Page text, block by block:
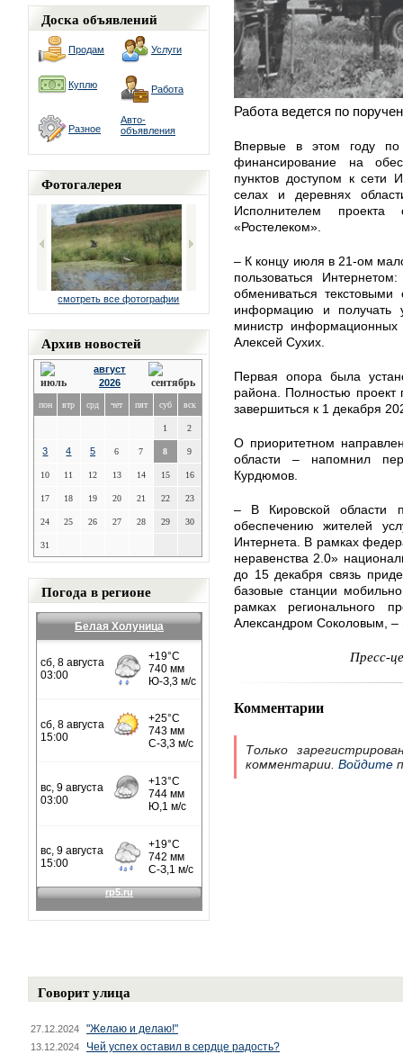
Доска объявлений
Продам Услуги
Куплю Работа
Разное
Авто-
объявления
Фотогалерея
смотреть все фотографии
Архив новостей
август
2026
пон втр срд чет пят суб вск
1 2
3 4 5 6 7 8 9
10 11 12 13 14 15 16
17 18 19 20 21 22 23
24 25 26 27 28 29 30
31
Погода в регионе
Белая Холуница
Работа ведется по
Впервые в этом году по
финансирование на
пунктов доступом к сети
селах и деревнях
Исполнителем
«Ростелеком».
– К концу июля в 21-ом
пользоваться
обмениваться
информацию и получать
министр информационных
Алексей Сухих.
Первая опора была
района. Полностью проект
завершиться к 1 декабря
О приоритетном
области – напомнил
Курдюмов.
– В Кировской области
обеспечению жителей
Интернета. В рамках
неравенства 2.0»
до 15 декабря связь
базовые станции
рамках регионального
Александром Соколовым,
Пресс-
Комментарии
Только
комментарии. Войдите
Говорит улица
27.12.2024 "Желаю и делаю!"
13.12.2024 Чей успех оставил в сердце радость?